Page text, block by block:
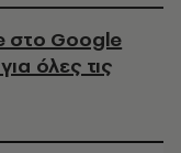
στο Google
όλες τις